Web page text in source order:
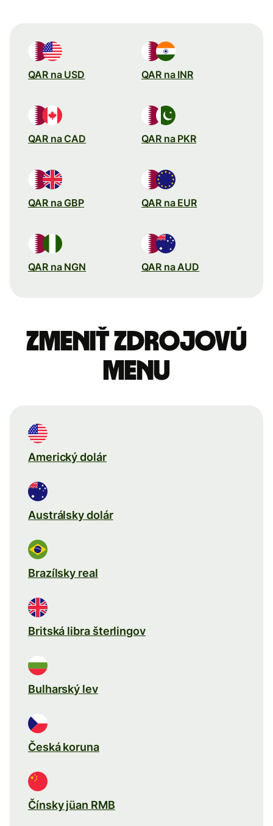
QAR na USD QAR na INR
QAR na CAD QAR na PKR
QAR na GBP QAR na EUR
QAR na NGN QAR na AUD
Zmeniť zdrojovú
menu
Americký dolár
Austrálsky dolár
Brazílsky real
Britská libra šterlingov
Bulharský lev
Česká koruna
Čínsky jüan RMB